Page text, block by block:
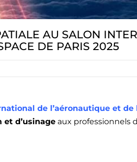
AU SALON
DE PARIS 2025
de l’aéronautique et de
d’usinage aux professionnels